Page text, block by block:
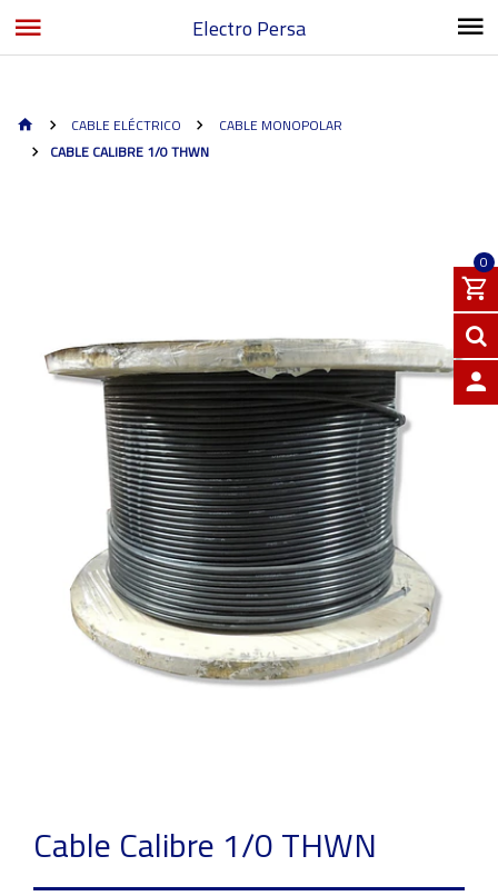
Electro Persa
0
CABLE ELÉCTRICO
CABLE MONOPOLAR
CABLE CALIBRE 1/0 THWN
Cable Calibre 1/0 THWN